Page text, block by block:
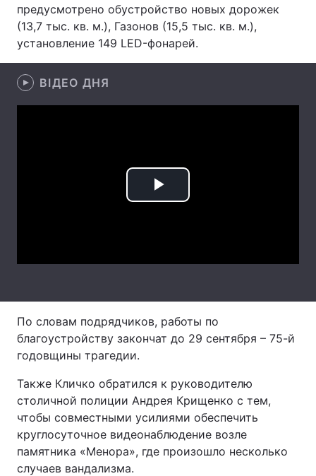
Зброя Інциденти
Здоров'я Туризм
Цікавинки
Тема оформлення
предусмотрено обустройство новых дорожек
(13,7 тыс. кв. м.), Газонов (15,5 тыс. кв. м.),
установление 149 LED-фонарей.
ВІДЕО ДНЯ
Play
По словам подрядчиков, работы по
благоустройству закончат до 29 сентября – 75-й
годовщины трагедии.
Также Кличко обратился к руководителю
столичной полиции Андрея Крищенко с тем,
чтобы совместными усилиями обеспечить
круглосуточное видеонаблюдение возле
памятника «Менора», где произошло несколько
случаев вандализма.